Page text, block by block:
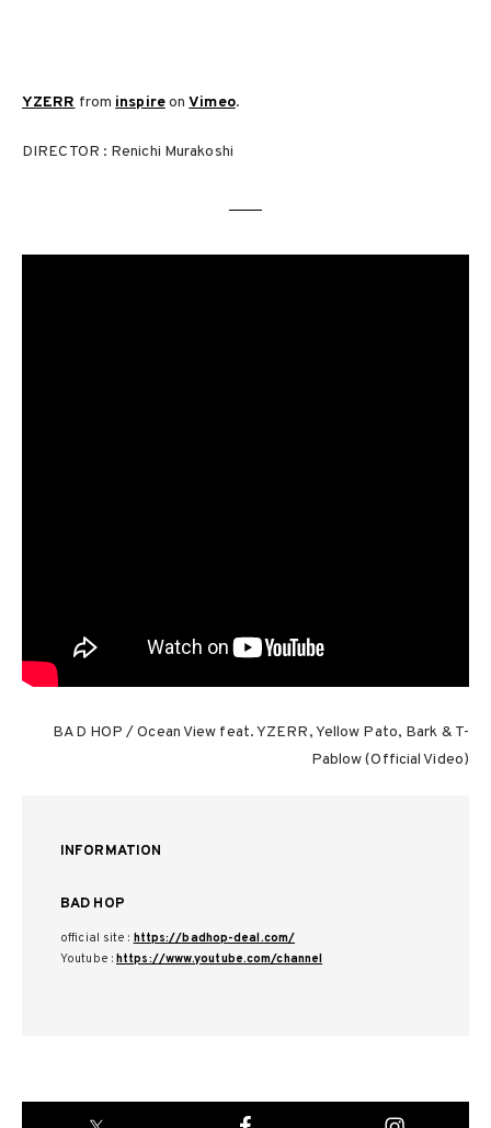
YZERR from inspireonVimeo.
DIRECTOR : Renichi Murakoshi
BAD HOP / Ocean View feat. YZERR, Yellow Pato, Bark & T-
Pablow (Official Video)
INFORMATION
BAD HOP
official site : https://badhop-deal.com/
Youtube : https://www.youtube.com/channel